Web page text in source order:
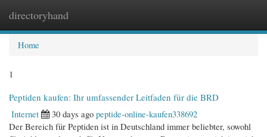
directoryhand
Home
1
Peptiden kaufen: Ihr umfassender Leitfaden für die BRD
Internet
30 days ago peptide-online-kaufen338692
Der Bereich für Peptiden ist in Deutschland immer beliebter, sowohl